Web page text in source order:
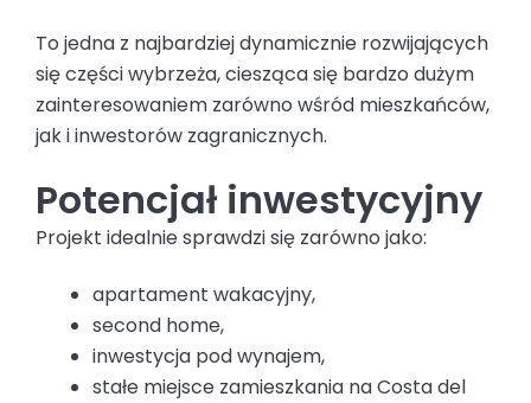
To jedna z najbardziej dynamicznie rozwijających
się części wybrzeża, ciesząca się bardzo dużym
zainteresowaniem zarówno wśród mieszkańców,
jak i inwestorów zagranicznych.
Potencjał inwestycyjny
Projekt idealnie sprawdzi się zarówno jako:
apartament wakacyjny,
second home,
inwestycja pod wynajem,
stałe miejsce zamieszkania na Costa del